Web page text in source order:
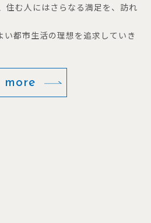
住む人にはさらなる満足を、訪れ
い都市生活の理想を追求していき
more